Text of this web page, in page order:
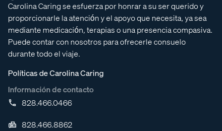
Carolina Caring se esfuerza por honrar a su ser querido y
proporcionarle la atención y el apoyo que necesita, ya sea
mediante medicación, terapias o una presencia compasiva.
Puede contar con nosotros para ofrecerle consuelo
durante todo el viaje.
Políticas de Carolina Caring
Información de contacto
828.466.0466
828.466.8862